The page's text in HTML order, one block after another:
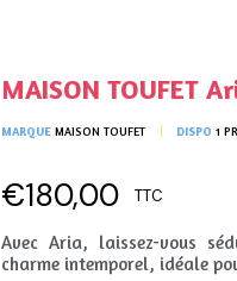
MAISON TOUFET
MARQUE MAISON TOUFET DISPO 1
€180,00 TTC
Avec Aria, laissez-vous
charme intemporel, idéale